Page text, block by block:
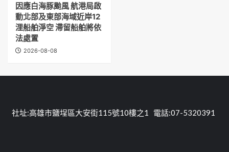
因應白海豚颱風 航港局啟
動北部及東部海域近岸12
浬船舶淨空 滯留船舶將依
法處置
2026-08-08
社址:高雄市鹽埕區大安街115號10樓之1 電話:07-5320391